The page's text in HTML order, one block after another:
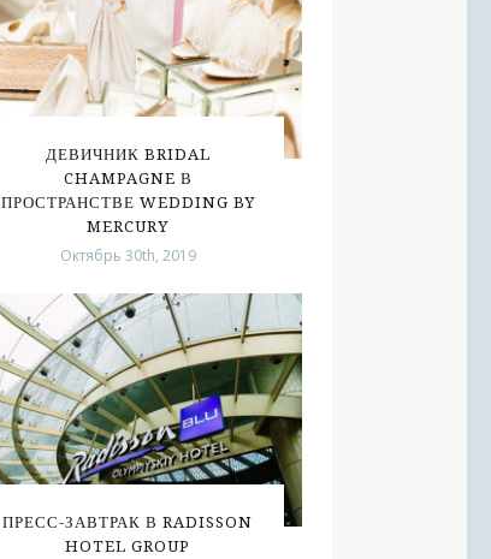
ДЕВИЧНИК BRIDAL
CHAMPAGNE В
ПРОСТРАНСТВЕ WEDDING BY
MERCURY
Октябрь 30th, 2019
ПРЕСС-ЗАВТРАК В RADISSON
HOTEL GROUP